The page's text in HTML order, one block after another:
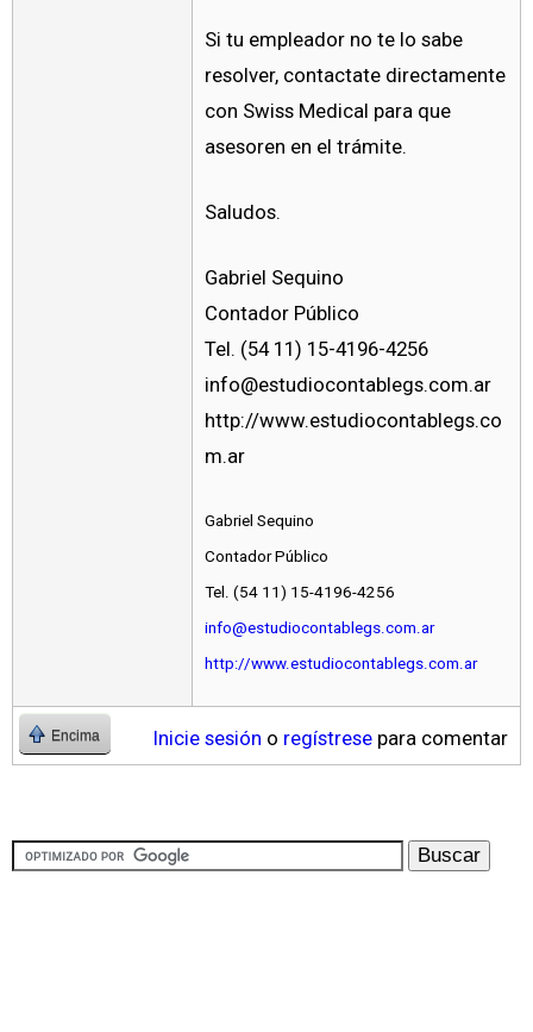
Si tu empleador no te lo sabe
resolver, contactate directamente
con Swiss Medical para que
asesoren en el trámite.
Saludos.
Gabriel Sequino
Contador Público
Tel. (54 11) 15-4196-4256
info@estudiocontablegs.com.ar
http://www.estudiocontablegs.co
m.ar
Gabriel Sequino
Contador Público
Tel. (54 11) 15-4196-4256
info@estudiocontablegs.com.ar
http://www.estudiocontablegs.com.ar
Encima Inicie sesión o regístrese para comentar